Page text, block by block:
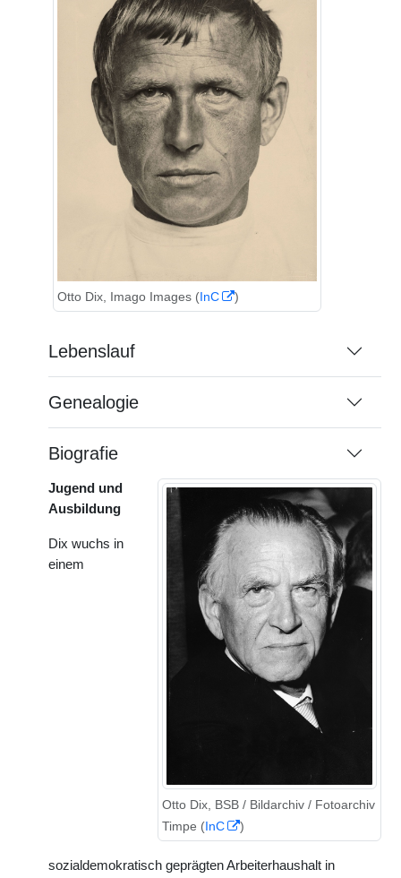
Otto Dix, Imago Images (InC )
Lebenslauf
Genealogie
Biografie
Otto Dix, BSB / Bildarchiv / Fotoarchiv
Timpe (InC )
Jugend und
Ausbildung
Dix wuchs in
einem
sozialdemokratisch geprägten Arbeiterhaushalt in